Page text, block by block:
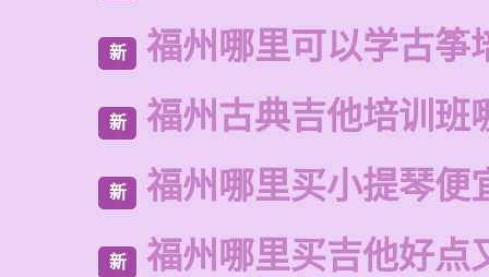
新 福州哪里可以学古筝
新 福州古典吉他培训班
新 福州哪里买小提琴便
新 福州哪里买吉他好点